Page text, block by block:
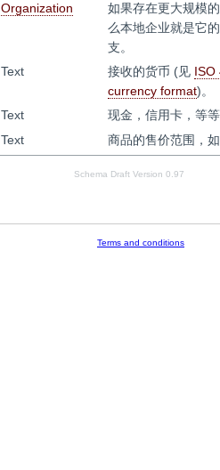
Organization
如果存在更大规模
么本地企业就是它
支。
Text 接收的货币 (见 ISO
currency format)。
Text
现金，信用卡，等
Text 商品的售价范围，
Schema Draft Version 0.97
Terms and conditions